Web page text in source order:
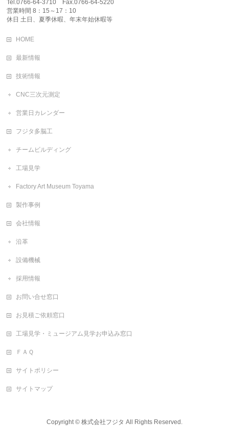
Tel.0766-64-3710 Fax.0766-64-5220
営業時間 8：15～17：10
休日 土日、夏季休暇、年末年始休暇等
HOME
最新情報
技術情報
CNC三次元測定
営業日カレンダー
フジタ多脳工
チームビルディング
工場見学
Factory Art Museum Toyama
製作事例
会社情報
沿革
設備機械
採用情報
お問い合せ窓口
お見積ご依頼窓口
工場見学・ミュージアム見学お申込み窓口
ＦＡＱ
サイトポリシー
サイトマップ
Copyright © 株式会社フジタ All Rights Reserved.